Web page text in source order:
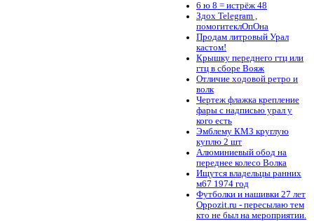
6 ю 8 = истрёж 48
Здох Telegram ,
помогитеклОпОна
Продам литровый Урал
кастом!
Крышку переднего гтц или
гтц в сборе Вояж
Отличие ходовой ретро и
волк
Чертеж флажка крепление
фары с надписью урал у
кого есть
Эмблему КМЗ круглую
куплю 2 шт
Алюминиевый обод на
переднее колесо Волка
Ищутся владельцы ранних
м67 1974 год
Футболки и нашивки 27 лет
Oppozit.ru - пересылаю тем
кто не был на мероприятии.